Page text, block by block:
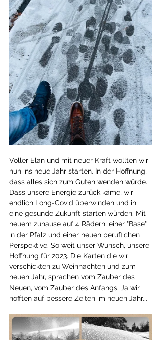
Voller Elan und mit neuer Kraft wollten wir
nun ins neue Jahr starten. In der Hoffnung,
dass alles sich zum Guten wenden würde.
Dass unsere Energie zurück käme, wir
endlich Long-Covid überwinden und in
eine gesunde Zukunft starten würden. Mit
neuem zuhause auf 4 Rädern, einer "Base"
in der Pfalz und einer neuen beruflichen
Perspektive. So weit unser Wunsch, unsere
Hoffnung für 2023. Die Karten die wir
verschickten zu Weihnachten und zum
neuen Jahr, sprachen vom Zauber des
Neuen, vom Zauber des Anfangs. Ja wir
hofften auf bessere Zeiten im neuen Jahr...